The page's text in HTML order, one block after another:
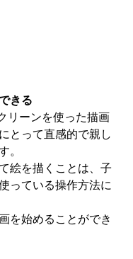
きる
リーンを使った描画
とって直感的で親し
。
絵を描くことは、子
っている操作方法に
を始めることができ